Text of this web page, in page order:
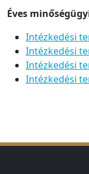
Éves
Intézkedési
Intézkedési
Intézkedési
Intézkedési